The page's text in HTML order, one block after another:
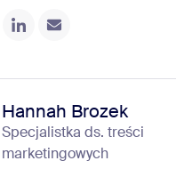
Hannah Brozek
Specjalistka ds. treści
marketingowych